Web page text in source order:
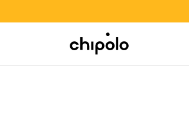
Chipolo - Home page
Regalos corporativos